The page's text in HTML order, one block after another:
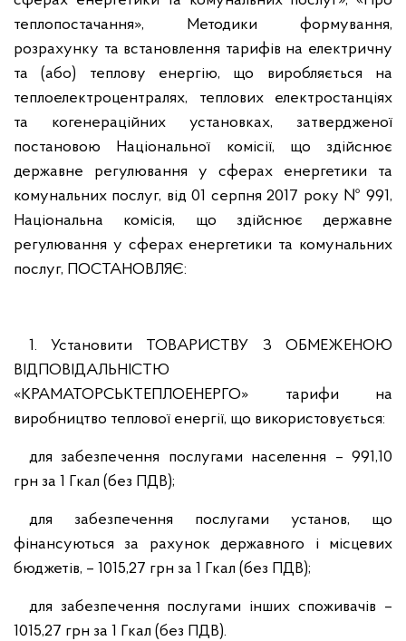
теплопостачання», Методики формування,
розрахунку та встановлення тарифів на електричну
та (або) теплову енергію, що виробляється на
теплоелектроцентралях, теплових електростанціях
та когенераційних установках, затвердженої
постановою Національної комісії, що здійснює
державне регулювання у сферах енергетики та
комунальних послуг, від 01 серпня 2017 року № 991,
Національна комісія, що здійснює державне
регулювання у сферах енергетики та комунальних
послуг, ПОСТАНОВЛЯЄ:
1. Установити ТОВАРИСТВУ З ОБМЕЖЕНОЮ
ВІДПОВІДАЛЬНІСТЮ
«КРАМАТОРСЬКТЕПЛОЕНЕРГО» тарифи на
виробництво теплової енергії, що використовується:
для забезпечення послугами населення – 991,10
грн за 1 Гкал (без ПДВ);
для забезпечення послугами установ, що
фінансуються за рахунок державного і місцевих
бюджетів, – 1015,27 грн за 1 Гкал (без ПДВ);
для забезпечення послугами інших споживачів –
1015,27 грн за 1 Гкал (без ПДВ).